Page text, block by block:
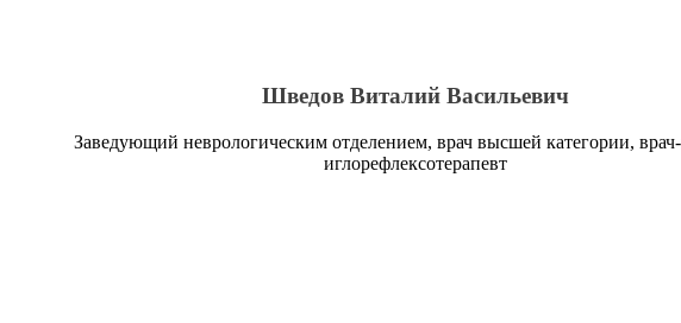
Шведов Виталий Васильевич
Заведующий неврологическим отделением, врач высшей категории, врач-
иглорефлексотерапевт